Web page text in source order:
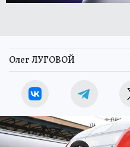
Олег ЛУГОВОЙ